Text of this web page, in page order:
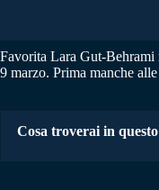
Favorita Lara Gut-Behrami
9 marzo. Prima manche
Cosa troverai in